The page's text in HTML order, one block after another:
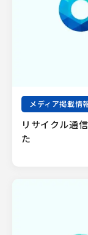
メディア掲載情
リサイクル通
た